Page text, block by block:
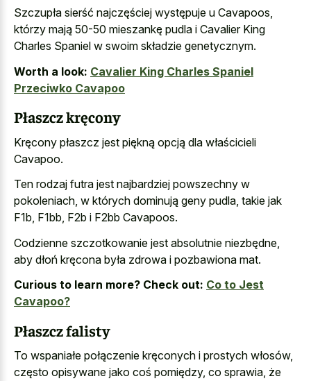
Szczupła sierść najczęściej występuje u Cavapoos,
którzy mają 50-50 mieszankę pudla i Cavalier King
Charles Spaniel w swoim składzie genetycznym.
Worth a look: Cavalier King Charles Spaniel
Przeciwko Cavapoo
Płaszcz kręcony
Kręcony płaszcz jest piękną opcją dla właścicieli
Cavapoo.
Ten rodzaj futra jest najbardziej powszechny w
pokoleniach, w których dominują geny pudla, takie jak
F1b, F1bb, F2b i F2bb Cavapoos.
Codzienne szczotkowanie jest absolutnie niezbędne,
aby dłoń kręcona była zdrowa i pozbawiona mat.
Curious to learn more? Check out: Co to Jest
Cavapoo?
Płaszcz falisty
To wspaniałe połączenie kręconych i prostych włosów,
często opisywane jako coś pomiędzy, co sprawia, że